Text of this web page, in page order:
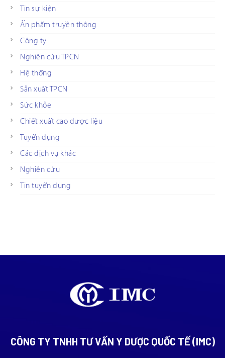
Tin sự kiện
Ấn phẩm truyền thông
Công ty
Nghiên cứu TPCN
Hệ thống
Sản xuất TPCN
Sức khỏe
Chiết xuất cao dược liệu
Tuyển dụng
Các dịch vụ khác
Nghiên cứu
Tin tuyển dụng
CÔNG TY TNHH TƯ VẤN Y DƯỢC QUỐC TẾ (IMC)